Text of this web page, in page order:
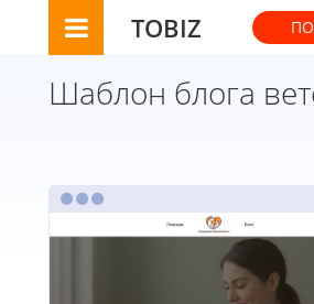
TOBIZ
Шаблон блога